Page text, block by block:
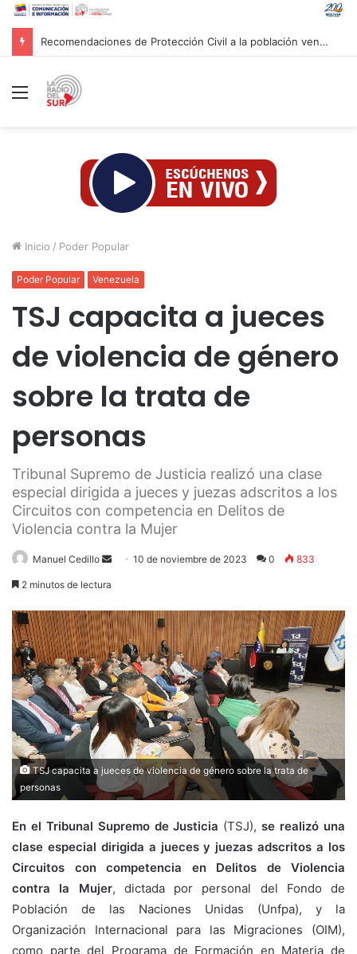
Recomendaciones de Protección Civil a la población venezolana ante fenómeno climatológico «El Niño»
Menú
Inicio / Poder Popular
Poder Popular Venezuela
TSJ capacita a jueces
de violencia de género
sobre la trata de
personas
Tribunal Supremo de Justicia realizó una clase
especial dirigida a jueces y juezas adscritos a los
Circuitos con competencia en Delitos de
Violencia contra la Mujer
Manuel Cedillo
Send10 de noviembre de 2023 0 833
2 minutos de lectura
TSJ capacita a jueces de violencia de género sobre la trata de
personas
En el Tribunal Supremo de Justicia (TSJ),se realizó una
clase especial dirigida a jueces y juezas adscritos a los
Circuitos con competencia en Delitos de Violencia
contra la Mujer, dictada por personal del Fondo de
Población de las Naciones Unidas (Unfpa), y la
Organización Internacional para las Migraciones (OIM),
como parte del Programa de Formación en Materia de